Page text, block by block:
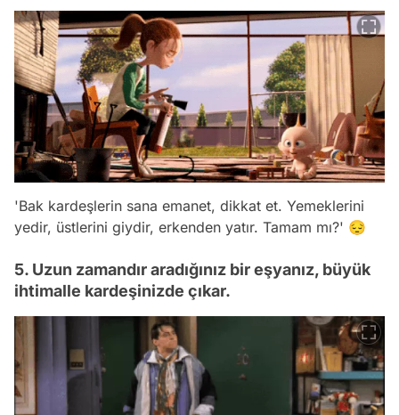
'Bak kardeşlerin sana emanet, dikkat et. Yemeklerini
yedir, üstlerini giydir, erkenden yatır. Tamam mı?' 😔
5. Uzun zamandır aradığınız bir eşyanız, büyük
ihtimalle kardeşinizde çıkar.